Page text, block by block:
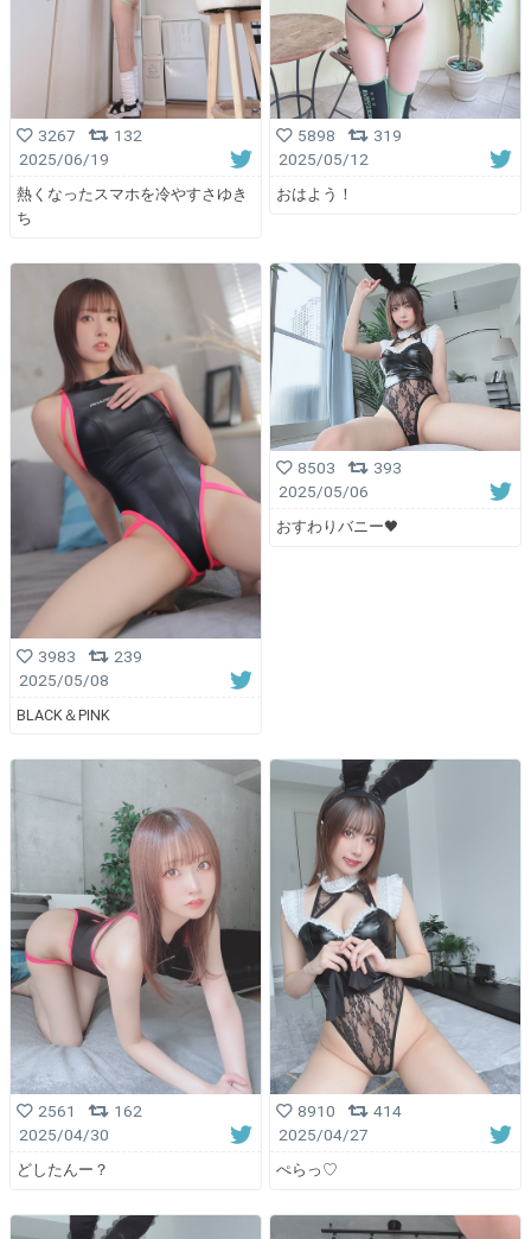
3267
132
2025/06/19
熱くなったスマホを冷やすさゆき
ち
5898
319
2025/05/12
おはよう！
3983
239
2025/05/08
BLACK＆PINK
8503
393
2025/05/06
おすわりバニー🖤
2561
162
2025/04/30
どしたんー？
8910
414
2025/04/27
ぺらっ♡